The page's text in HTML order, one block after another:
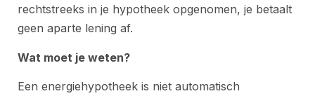
rechtstreeks in je hypotheek opgenomen, je betaalt
geen aparte lening af.
Wat moet je weten?
Een energiehypotheek is niet automatisch